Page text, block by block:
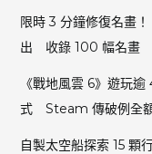
限時 3 分鐘修復名畫
出 收錄 100 幅名畫
《戰地風雲 6》遊玩
式 Steam 傳破例全
自製太空船探索 15